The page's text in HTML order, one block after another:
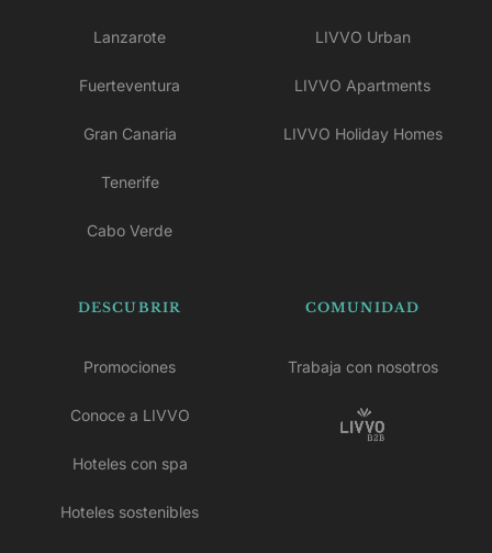
Lanzarote
Fuerteventura
Gran Canaria
Tenerife
Cabo Verde
LIVVO Urban
LIVVO Apartments
LIVVO Holiday Homes
DESCUBRIR
Promociones
Conoce a LIVVO
Hoteles con spa
Hoteles sostenibles
COMUNIDAD
Trabaja con nosotros